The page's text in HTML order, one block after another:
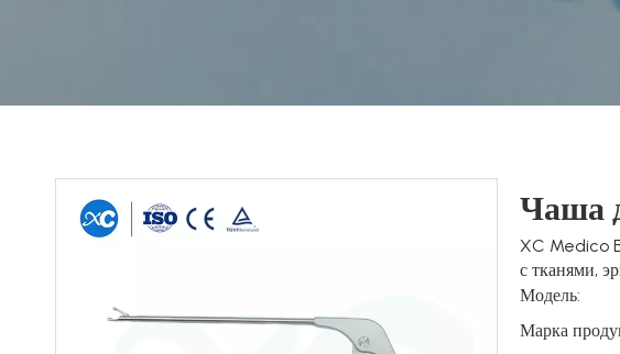
Чаша
XC Medico
с тканями,
Модель:
Марка